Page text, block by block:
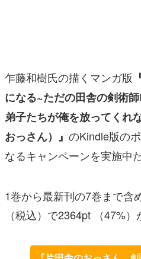
電ファミニコゲーマーとは？
運営：株式会社マレ
乍藤和樹氏の描くマンガ版
になる~ただの田舎の剣術
弟子たちが俺を放ってくれ
おっさん）』 のKindle版の
なるキャンペーンを実施中だ
1巻から最新刊の7巻まで含
（税込）で2364pt （47%）